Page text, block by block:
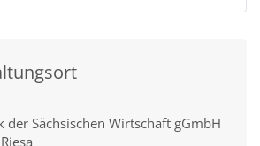
der Sächsischen Wirtschaft gGmbH